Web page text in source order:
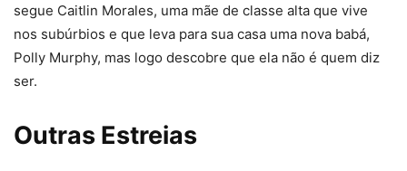
segue Caitlin Morales, uma mãe de classe alta que vive
nos subúrbios e que leva para sua casa uma nova babá,
Polly Murphy, mas logo descobre que ela não é quem diz
ser.
Outras Estreias